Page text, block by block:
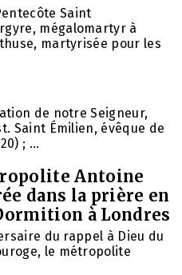
Saint
mégalomartyr à
martyrisée pour les
de notre Seigneur,
Saint Émilien, évêque de
; ...
Antoine
dans la prière en
à Londres
du rappel à Dieu du
le métropolite